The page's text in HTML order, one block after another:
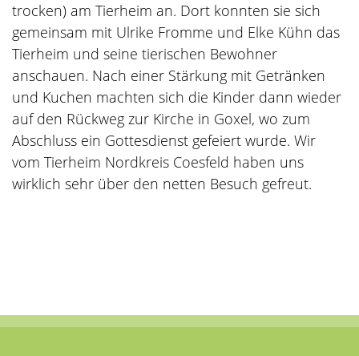
trocken) am Tierheim an. Dort konnten sie sich
gemeinsam mit Ulrike Fromme und Elke Kühn das
Tierheim und seine tierischen Bewohner
anschauen. Nach einer Stärkung mit Getränken
und Kuchen machten sich die Kinder dann wieder
auf den Rückweg zur Kirche in Goxel, wo zum
Abschluss ein Gottesdienst gefeiert wurde. Wir
vom Tierheim Nordkreis Coesfeld haben uns
wirklich sehr über den netten Besuch gefreut.